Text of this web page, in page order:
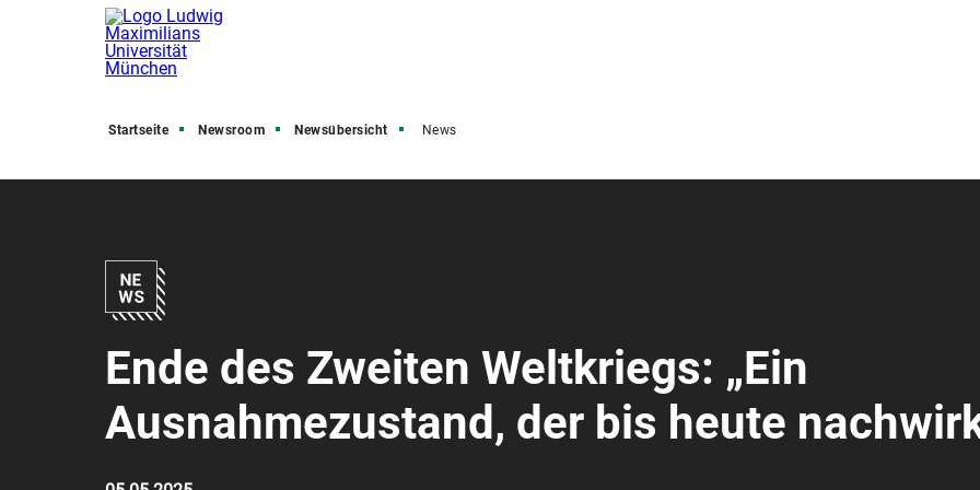
Startseite Newsroom Newsübersicht News
Ende des Zweiten Weltkriegs: „Ein
Ausnahmezustand, der bis heute